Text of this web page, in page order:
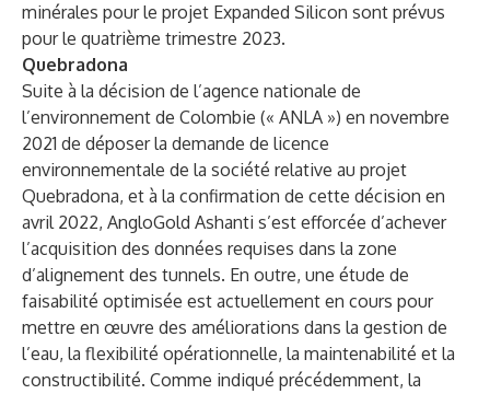
minérales pour le projet Expanded Silicon sont prévus
pour le quatrième trimestre 2023.
Quebradona
Suite à la décision de l’agence nationale de
l’environnement de Colombie (« ANLA ») en novembre
2021 de déposer la demande de licence
environnementale de la société relative au projet
Quebradona, et à la confirmation de cette décision en
avril 2022, AngloGold Ashanti s’est efforcée d’achever
l’acquisition des données requises dans la zone
d’alignement des tunnels. En outre, une étude de
faisabilité optimisée est actuellement en cours pour
mettre en œuvre des améliorations dans la gestion de
l’eau, la flexibilité opérationnelle, la maintenabilité et la
constructibilité. Comme indiqué précédemment, la